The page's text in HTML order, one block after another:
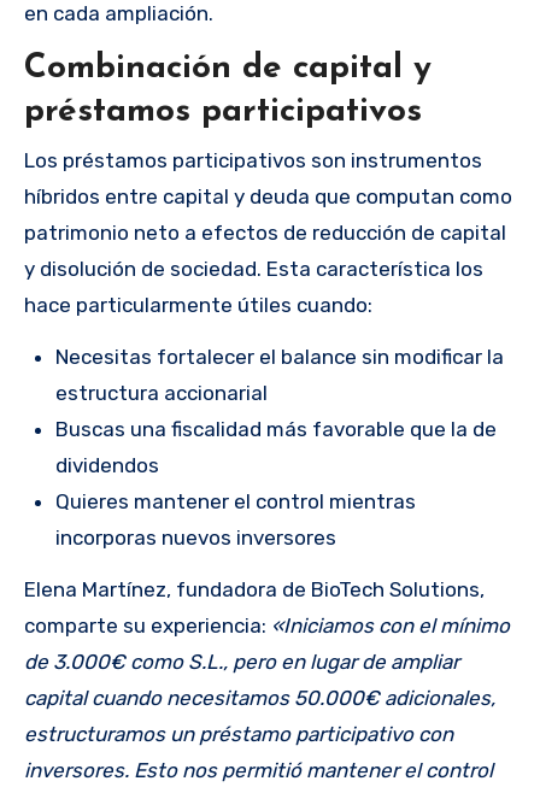
en cada ampliación.
Combinación de capital y
préstamos participativos
Los préstamos participativos son instrumentos
híbridos entre capital y deuda que computan como
patrimonio neto a efectos de reducción de capital
y disolución de sociedad. Esta característica los
hace particularmente útiles cuando:
Necesitas fortalecer el balance sin modificar la
estructura accionarial
Buscas una fiscalidad más favorable que la de
dividendos
Quieres mantener el control mientras
incorporas nuevos inversores
Elena Martínez, fundadora de BioTech Solutions,
comparte su experiencia: «Iniciamos con el mínimo
de 3.000€ como S.L., pero en lugar de ampliar
capital cuando necesitamos 50.000€ adicionales,
estructuramos un préstamo participativo con
inversores. Esto nos permitió mantener el control